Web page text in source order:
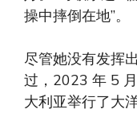
操中摔倒在地”。
尽管她没有发挥
过，2023 年 5
大利亚举行了大